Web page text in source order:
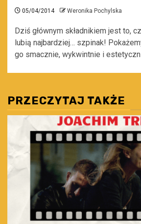
05/04/2014 Weronika Pochylska
Dziś głównym składnikiem jest to,
lubią najbardziej… szpinak!
go smacznie, wykwintnie i
PRZECZYTAJ TAKŻE